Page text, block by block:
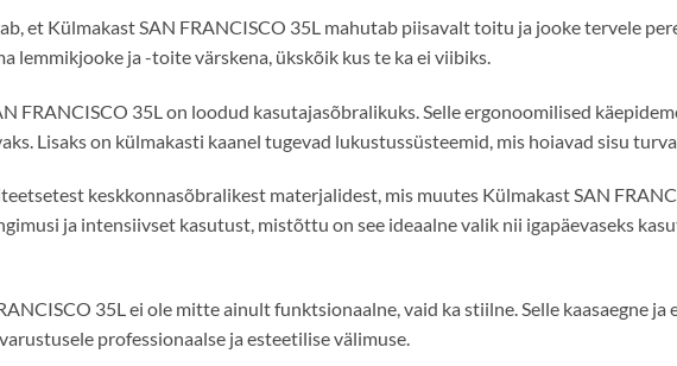
et Külmakast SAN FRANCISCO 35L mahutab piisavalt toitu ja jooke tervele
lemmikjooke ja -toite värskena, ükskõik kus te ka ei viibiks.
FRANCISCO 35L on loodud kasutajasõbralikuks. Selle ergonoomilised
Lisaks on külmakasti kaanel tugevad lukustussüsteemid, mis hoiavad sisu
keskkonnasõbralikest materjalidest, mis muutes Külmakast SAN
ja intensiivset kasutust, mistõttu on see ideaalne valik nii igapäevaseks
35L ei ole mitte ainult funktsionaalne, vaid ka stiilne. Selle kaasaegne
professionaalse ja esteetilise välimuse.